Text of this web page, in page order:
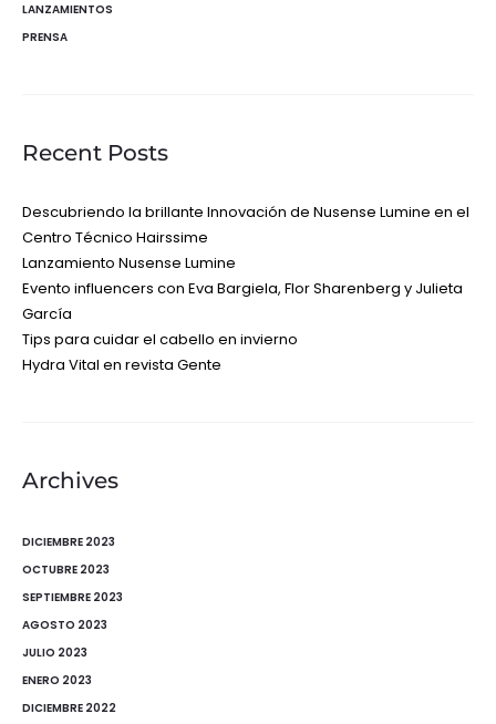
LANZAMIENTOS
PRENSA
Recent Posts
Descubriendo la brillante Innovación de Nusense Lumine en el
Centro Técnico Hairssime
Lanzamiento Nusense Lumine
Evento influencers con Eva Bargiela, Flor Sharenberg y Julieta
García
Tips para cuidar el cabello en invierno
Hydra Vital en revista Gente
Archives
DICIEMBRE 2023
OCTUBRE 2023
SEPTIEMBRE 2023
AGOSTO 2023
JULIO 2023
ENERO 2023
DICIEMBRE 2022